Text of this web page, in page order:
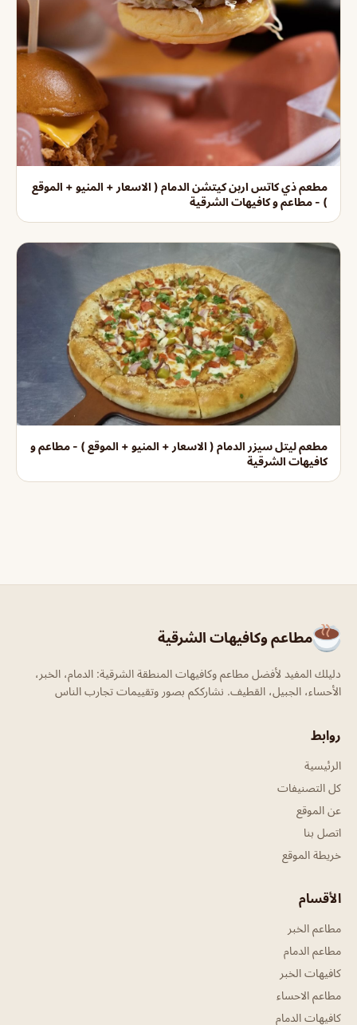
مطعم ذي كاتس اربن كيتشن الدمام ( الاسعار + المنيو + الموقع
) - مطاعم و كافيهات الشرقية
مطعم ليتل سيزر الدمام ( الاسعار + المنيو + الموقع ) - مطاعم و
كافيهات الشرقية
مطاعم وكافيهات الشرقية
دليلك المفيد لأفضل مطاعم وكافيهات المنطقة الشرقية: الدمام، الخبر،
الأحساء، الجبيل، القطيف. نشارككم بصور وتقييمات تجارب الناس
روابط
الرئيسية
كل التصنيفات
عن الموقع
اتصل بنا
خريطة الموقع
الأقسام
مطاعم الخبر
مطاعم الدمام
كافيهات الخبر
مطاعم الاحساء
كافيهات الدمام